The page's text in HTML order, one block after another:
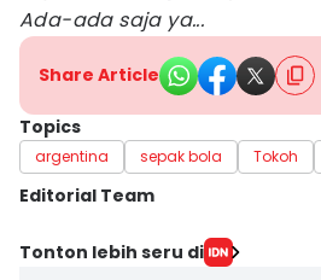
Ada-ada saja ya...
Share Article
Topics
argentina sepak bola Tokoh
Editorial Team
Editor
Tonton lebih seru di